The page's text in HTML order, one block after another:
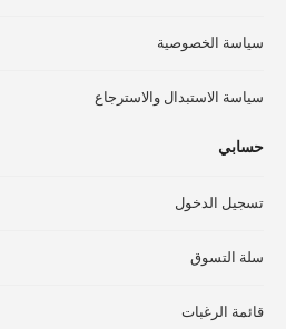
سياسة الخصوصية
سياسة الاستبدال والاسترجاع
حسابي
تسجيل الدخول
سلة التسوق
قائمة الرغبات